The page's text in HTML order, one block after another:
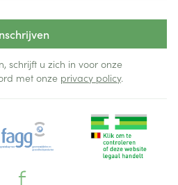
schrijft u zich in voor onze
met onze privacy policy.